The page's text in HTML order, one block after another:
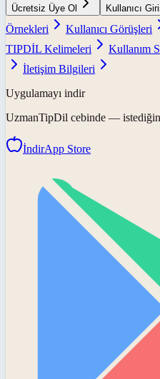
Ücretsiz Üye Ol Kullanıcı
Örnekleri
Kullanıcı Görüşleri
TIPDİL Kelimeleri
Kullanım
İletişim Bilgileri
Uygulamayı indir
UzmanTipDil cebinde — istediğin
İndirApp Store